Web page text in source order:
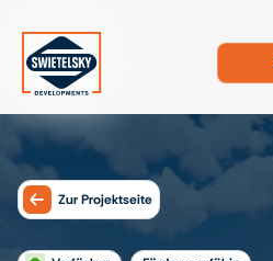
Zum Inhalt
Zur Projektseite